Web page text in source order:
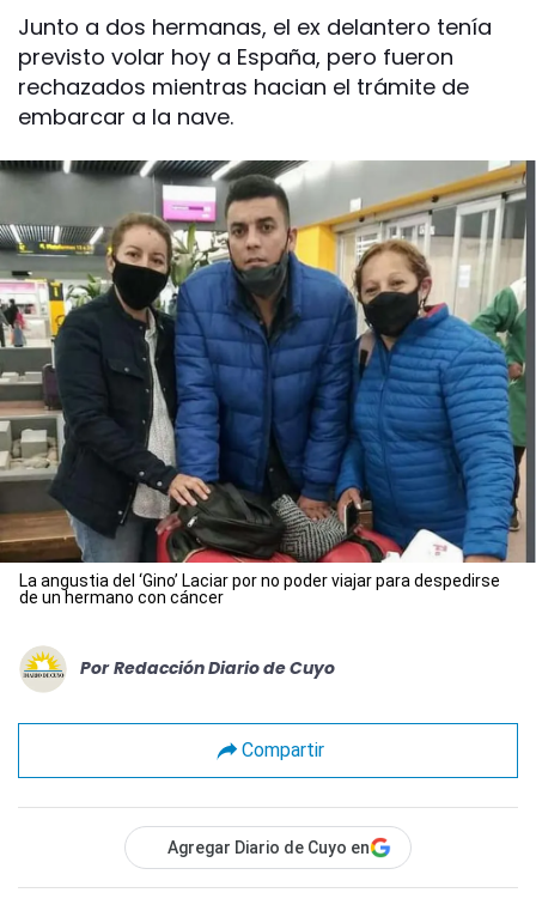
Junto a dos hermanas, el ex delantero tenía
previsto volar hoy a España, pero fueron
rechazados mientras hacian el trámite de
embarcar a la nave.
La angustia del ‘Gino’ Laciar por no poder viajar para despedirse
de un hermano con cáncer
Por Redacción Diario de Cuyo
Compartir
Agregar Diario de Cuyo en